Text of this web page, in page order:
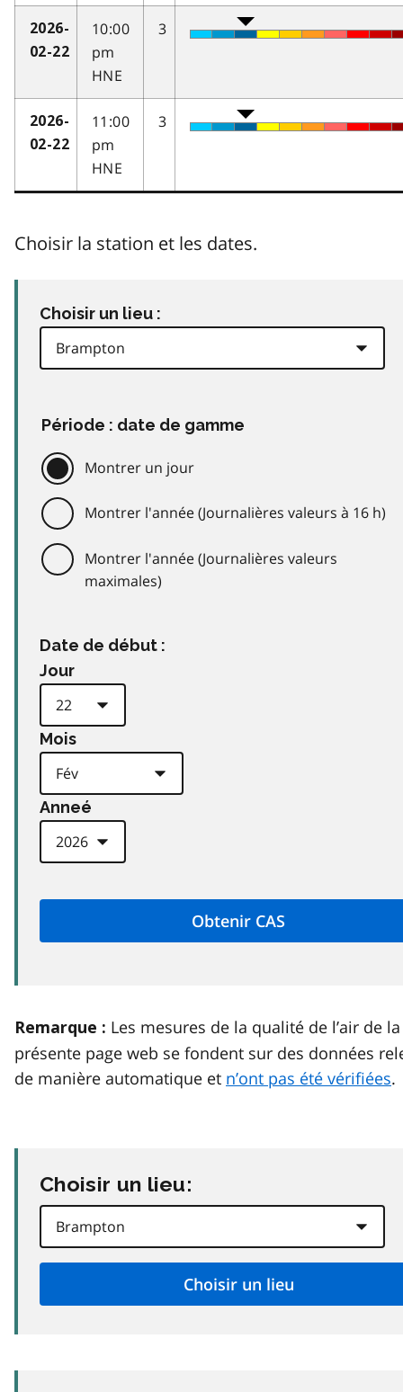
2026-
02-22
10:00
pm
HNE
3
2026-
02-22
11:00
pm
HNE
3
Choisir la station et les dates.
Choisir un lieu :
Période : date de gamme
Montrer un jour
Montrer l'année (Journalières valeurs à 16 h)
Montrer l'année (Journalières valeurs
maximales)
Date de début :
Jour
Mois
Anneé
Remarque : Les mesures de la qualité de l’air de la
présente page web se fondent sur des données
de manière automatique et n’ont pas été vérifiées.
Choisir un lieu: